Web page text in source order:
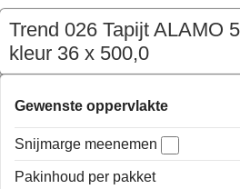
Trend 026 Tapijt ALAMO
kleur 36 x 500,0
Gewenste oppervlakte
Snijmarge meenemen
Pakinhoud per pakket